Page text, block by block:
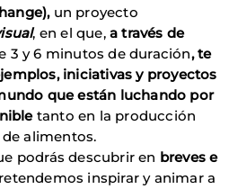
un proyecto
, en el que,a través de
3 y 6 minutos de duración, te
iniciativas y proyectos
que están luchando por
tanto en la producción
alimentos.
podrás descubrir en breves e
inspirar y animar a